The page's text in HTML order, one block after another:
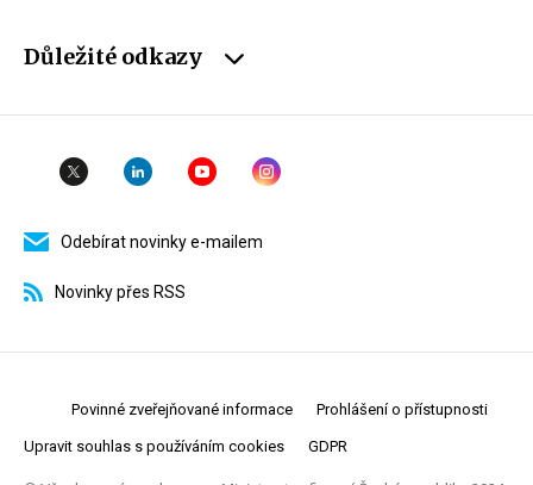
Důležité odkazy
Odebírat novinky e-mailem
Novinky přes RSS
Povinné zveřejňované informace Prohlášení o přístupnosti
Upravit souhlas s používáním cookies GDPR